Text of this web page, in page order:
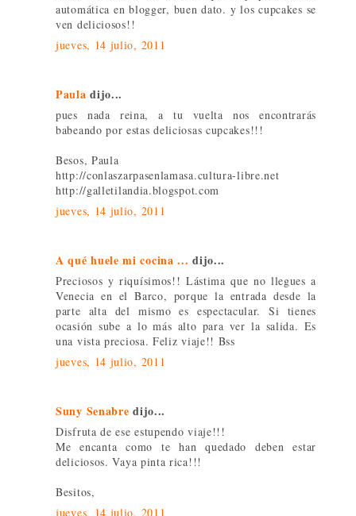
automática en blogger, buen dato. y los cupcakes se
ven deliciosos!!
jueves, 14 julio, 2011
Paula dijo...
pues nada reina, a tu vuelta nos encontrarás
babeando por estas deliciosas cupcakes!!!
Besos, Paula
http://conlaszarpasenlamasa.cultura-libre.net
http://galletilandia.blogspot.com
jueves, 14 julio, 2011
A qué huele mi cocina ... dijo...
Preciosos y riquísimos!! Lástima que no llegues a
Venecia en el Barco, porque la entrada desde la
parte alta del mismo es espectacular. Si tienes
ocasión sube a lo más alto para ver la salida. Es
una vista preciosa. Feliz viaje!! Bss
jueves, 14 julio, 2011
Suny Senabre dijo...
Disfruta de ese estupendo viaje!!!
Me encanta como te han quedado deben estar
deliciosos. Vaya pinta rica!!!
Besitos,
jueves, 14 julio, 2011